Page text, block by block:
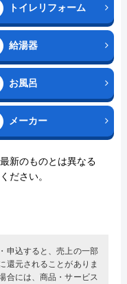
トイレリフォーム
給湯器
お風呂
メーカー
新のものとは異なる
ださい。
申込すると、売上の一部
還元されることがありま
合には、商品・サービス